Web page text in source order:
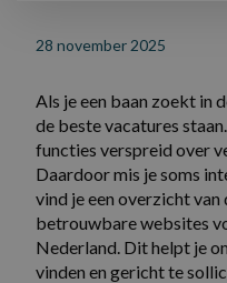
28 november 2025
Als je een baan zoekt in
de beste vacatures
functies verspreid over
Daardoor mis je soms
vind je een overzicht van
betrouwbare websites
Nederland. Dit helpt je
vinden en gericht te